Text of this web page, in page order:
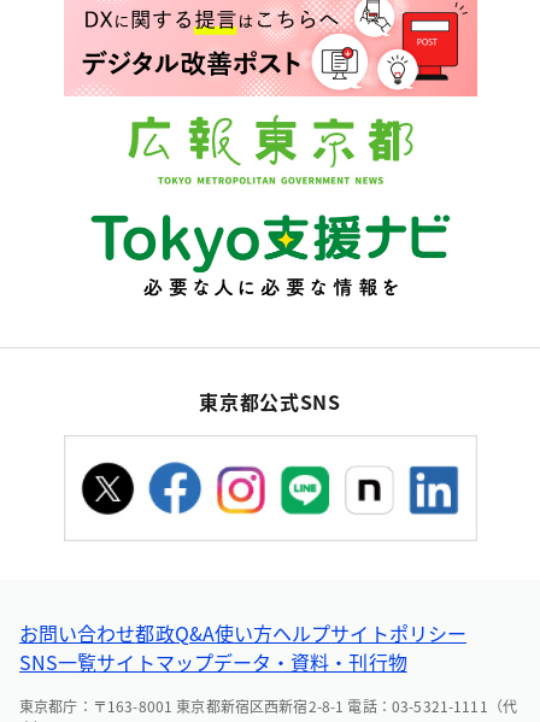
東京都公式SNS
お問い合わせ都政Q&A使い方ヘルプサイトポリシー
SNS一覧サイトマップデータ・資料・刊行物
東京都庁：〒163-8001 東京都新宿区西新宿2-8-1 電話：03-5321-1111（代